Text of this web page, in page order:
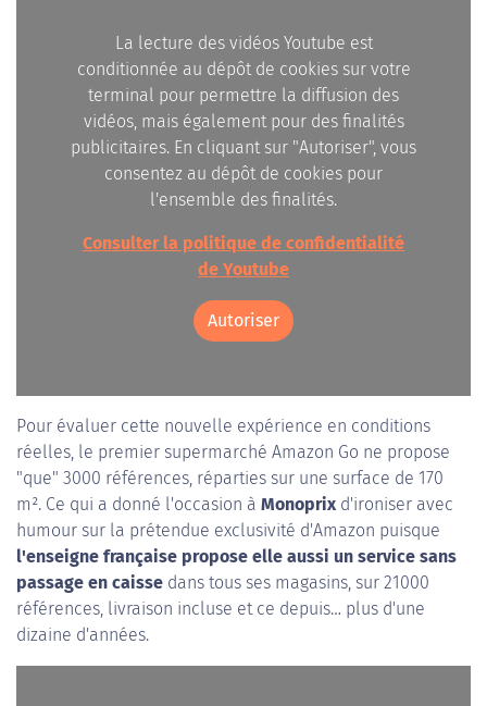
La lecture des vidéos Youtube est
conditionnée au dépôt de cookies sur votre
terminal pour permettre la diffusion des
vidéos, mais également pour des finalités
publicitaires. En cliquant sur "Autoriser", vous
consentez au dépôt de cookies pour
l'ensemble des finalités.
Consulter la politique de confidentialité
de Youtube
Autoriser
Pour évaluer cette nouvelle expérience en conditions
réelles, le premier supermarché Amazon Go ne propose
"que" 3000 références, réparties sur une surface de 170
m². Ce qui a donné l'occasion à Monoprix d'ironiser avec
humour sur la prétendue exclusivité d'Amazon puisque
l'enseigne française propose elle aussi un service sans
passage en caisse dans tous ses magasins, sur 21000
références, livraison incluse et ce depuis… plus d'une
dizaine d'années.